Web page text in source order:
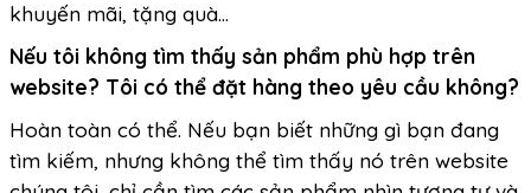
khuyến mãi, tặng quà...
Nếu tôi không tìm thấy sản phẩm phù hợp trên
website? Tôi có thể đặt hàng theo yêu cầu không?
Hoàn toàn có thể. Nếu bạn biết những gì bạn đang
tìm kiếm, nhưng không thể tìm thấy nó trên website